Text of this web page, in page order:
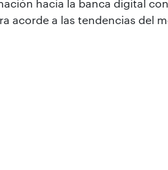
hacia la banca digital
acorde a las tendencias del